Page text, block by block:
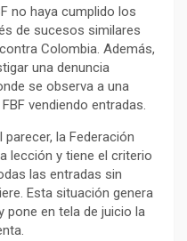
no haya cumplido los
de sucesos similares
Colombia. Además,
una denuncia
se observa a una
vendiendo entradas.
la Federación
lección y tiene el criterio
las entradas sin
Esta situación genera
pone en tela de juicio la